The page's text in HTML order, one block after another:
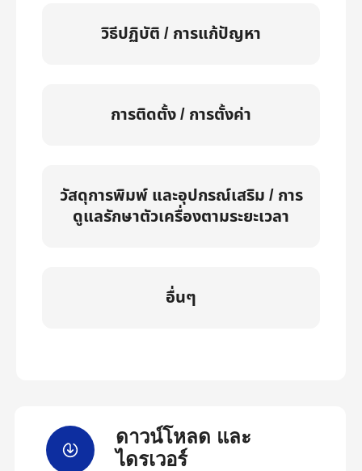
วิธีปฏิบัติ / การแก้ปัญหา
การติดตั้ง / การตั้งค่า
วัสดุการพิมพ์ และอุปกรณ์เสริม / การ
ดูแลรักษาตัวเครื่องตามระยะเวลา
อื่นๆ
ดาวน์โหลด และ
ไดรเวอร์